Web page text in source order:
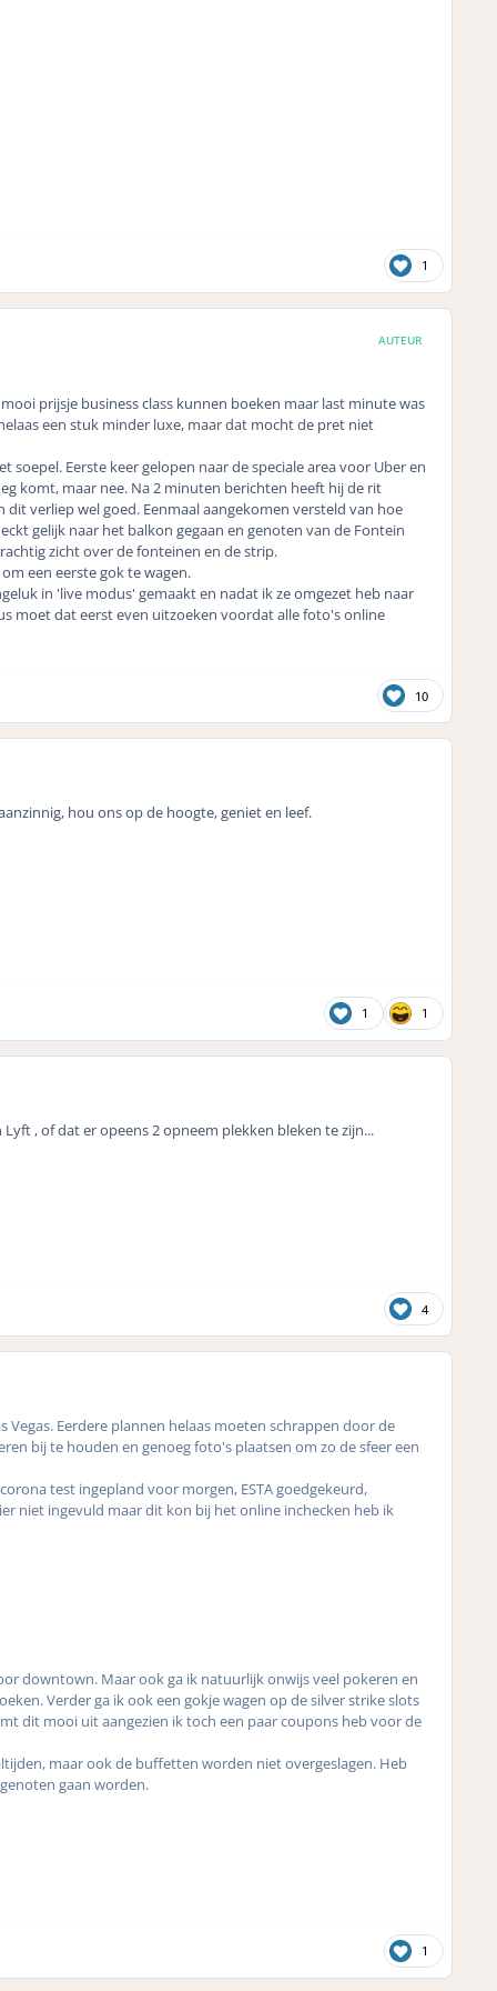
1
AUTEUR
prijsje business class kunnen boeken maar last minute was
een stuk minder luxe, maar dat mocht de pret niet
Eerste keer gelopen naar de speciale area voor Uber en
komt, maar nee. Na 2 minuten berichten heeft hij de rit
verliep wel goed. Eenmaal aangekomen versteld van hoe
gelijk naar het balkon gegaan en genoten van de Fontein
zicht over de fonteinen en de strip.
een eerste gok te wagen.
in 'live modus' gemaakt en nadat ik ze omgezet heb naar
moet dat eerst even uitzoeken voordat alle foto's online
10
hou ons op de hoogte, geniet en leef.
1 1
, of dat er opeens 2 opneem plekken bleken tezijn...
4
Eerdere plannen helaas moeten schrappen door de
bij te houden en genoeg foto's plaatsen om zo de sfeer een
test ingepland voor morgen, ESTA goedgekeurd,
niet ingevuld maar dit kon bij het online inchecken heb ik
downtown. Maar ook ga ik natuurlijk onwijs veel pokeren en
Verder ga ik ook een gokje wagen op de silver strike slots
dit mooi uit aangezien ik toch een paar coupons heb voor de
maar ook de buffetten worden niet overgeslagen. Heb
gaan worden.
1